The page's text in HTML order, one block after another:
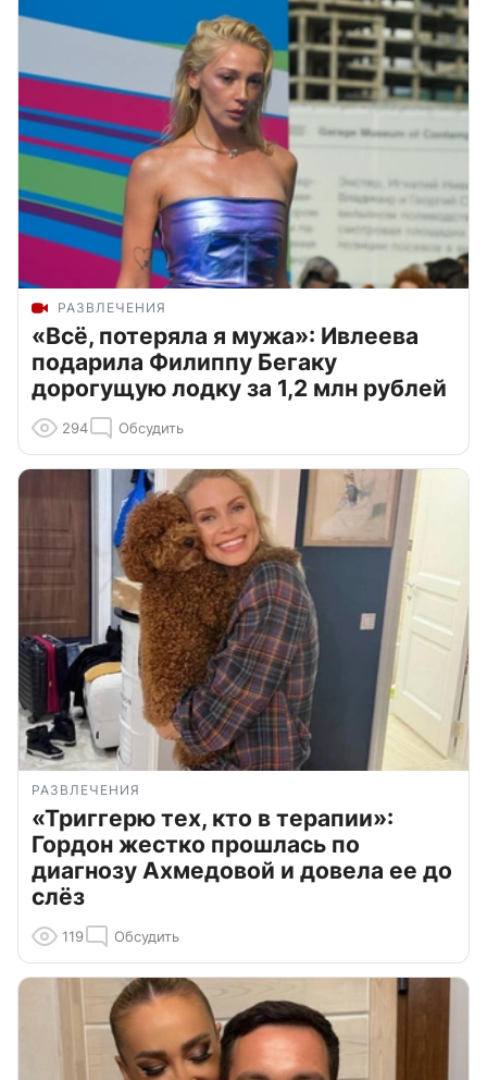
РАЗВЛЕЧЕНИЯ
«Всё, потеряла я мужа»: Ивлеева
подарила Филиппу Бегаку
дорогущую лодку за 1,2 млн рублей
294 Обсудить
РАЗВЛЕЧЕНИЯ
«Триггерю тех, кто в терапии»:
Гордон жестко прошлась по
диагнозу Ахмедовой и довела ее до
слёз
119 Обсудить